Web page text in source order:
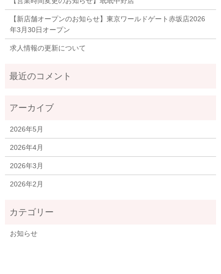
【新店舗オープンのお知らせ】東京ワールドゲート赤坂店2026
年3月30日オープン
求人情報の更新について
2026年5月
2026年4月
2026年3月
2026年2月
お知らせ